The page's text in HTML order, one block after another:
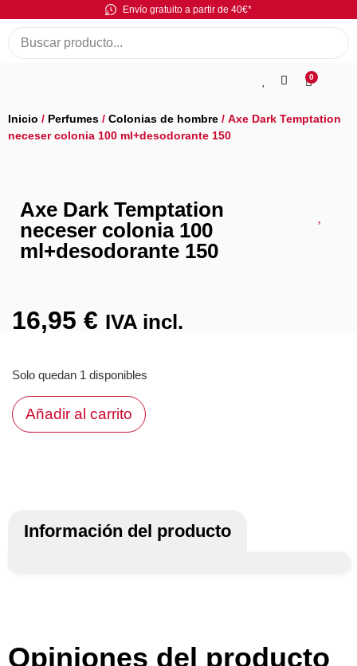
Envío gratuito a partir de 40€*
0
Inicio / Perfumes / Colonias de hombre / Axe Dark Temptation
neceser colonia 100 ml+desodorante 150
Axe Dark Temptation
neceser colonia 100
ml+desodorante 150
16,95 € IVA incl.
Solo quedan 1 disponibles
Añadir al carrito
Información del producto
Opiniones del producto